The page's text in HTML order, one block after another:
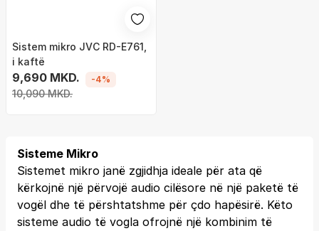
Sistem mikro JVC RD-E761,
i kaftë
9,690 MKD.
10,090 MKD.
-4%
Sisteme Mikro
Sistemet mikro janë zgjidhja ideale për ata që
kërkojnë një përvojë audio cilësore në një paketë të
vogël dhe të përshtatshme për çdo hapësirë. Këto
sisteme audio të vogla ofrojnë një kombinim të